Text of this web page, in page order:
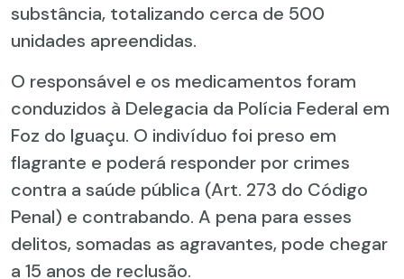
substância, totalizando cerca de 500
unidades apreendidas.
O responsável e os medicamentos foram
conduzidos à Delegacia da Polícia Federal em
Foz do Iguaçu. O indivíduo foi preso em
flagrante e poderá responder por crimes
contra a saúde pública (Art. 273 do Código
Penal) e contrabando. A pena para esses
delitos, somadas as agravantes, pode chegar
a 15 anos de reclusão.